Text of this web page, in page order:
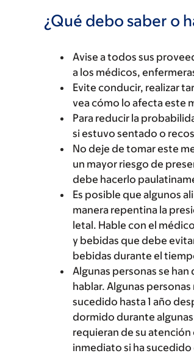
¿Qué debo saber o
Avise a todos sus
a los médicos,
Evite conducir, realizar
vea cómo lo afecta este
Para reducir la
si estuvo sentado o
No deje de tomar este
un mayor riesgo de
debe hacerlo
Es posible que algunos
manera repentina la
letal. Hable con el
y bebidas que debe
bebidas durante el
Algunas personas se
hablar. Algunas
sucedido hasta 1 año
dormido durante
requieran de su
inmediato si ha